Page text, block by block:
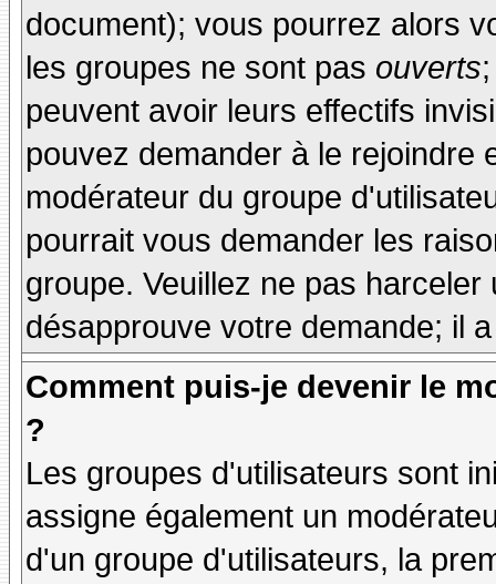
document); vous pourrez alors
les groupes ne sont pas ouverts
peuvent avoir leurs effectifs
pouvez demander à le rejoindre
modérateur du groupe
pourrait vous demander les
groupe. Veuillez ne pas
désapprouve votre demande; il
Comment puis-je devenir le
?
Les groupes d'utilisateurs sont
assigne également un
d'un groupe d'utilisateurs, la